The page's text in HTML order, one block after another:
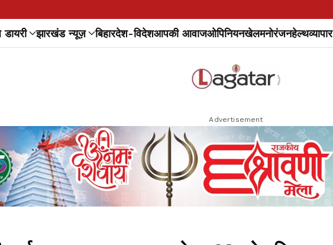
झारखंड न्यूज़ बिहारदेश-विदेशआपकी आवाजओपिनियनखेलमनोरंजनहेल्थव्यापार
Advertisement